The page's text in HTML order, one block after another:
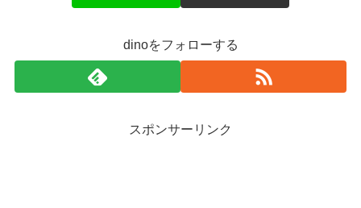
dinoをフォローする
スポンサーリンク